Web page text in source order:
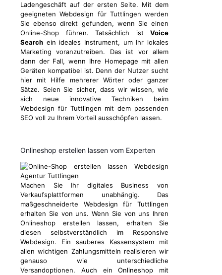
Ladengeschäft auf der ersten Seite. Mit dem
geeigneten Webdesign für Tuttlingen werden
Sie ebenso direkt gefunden, wenn Sie einen
Online-Shop führen. Tatsächlich ist Voice
Search ein ideales Instrument, um Ihr lokales
Marketing voranzutreiben. Das ist vor allem
dann der Fall, wenn Ihre Homepage mit allen
Geräten kompatibel ist. Denn der Nutzer sucht
hier mit Hilfe mehrerer Wörter oder ganzer
Sätze. Seien Sie sicher, dass wir wissen, wie
sich neue innovative Techniken beim
Webdesign für Tuttlingen mit dem passenden
SEO voll zu Ihrem Vorteil ausschöpfen lassen.
Onlineshop erstellen lassen vom Experten
Machen Sie Ihr digitales Business von
Verkaufsplattformen unabhängig. Das
maßgeschneiderte Webdesign für Tuttlingen
erhalten Sie von uns. Wenn Sie von uns Ihren
Onlineshop erstellen lassen, erhalten Sie
diesen selbstverständlich im Responsive
Webdesign. Ein sauberes Kassensystem mit
allen wichtigen Zahlungsmitteln realisieren wir
genauso wie unterschiedliche
Versandoptionen. Auch ein Onlineshop mit